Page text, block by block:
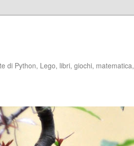
di Python, Lego, libri, giochi, matematica,